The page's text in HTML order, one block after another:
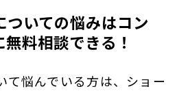
ついての悩みはコン
料相談できる！
て悩んでいる方は、ショー